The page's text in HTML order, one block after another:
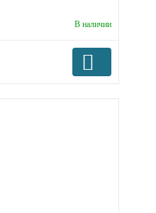
В наличии